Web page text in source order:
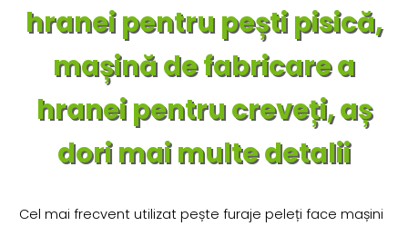
hranei pentru pești pisică,
mașină de fabricare a
hranei pentru creveți, aș
dori mai multe detalii
Cel mai frecvent utilizat pește furaje peleți face mașini